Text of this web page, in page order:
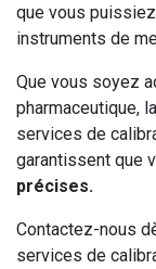
que vous
instruments de
Que vous soyez
pharmaceutique,
services de
garantissent que
précises.
Contactez-nous
services de